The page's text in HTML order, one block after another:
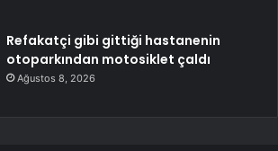
Refakatçi gibi gittiği hastanenin
otoparkından motosiklet çaldı
Ağustos 8, 2026